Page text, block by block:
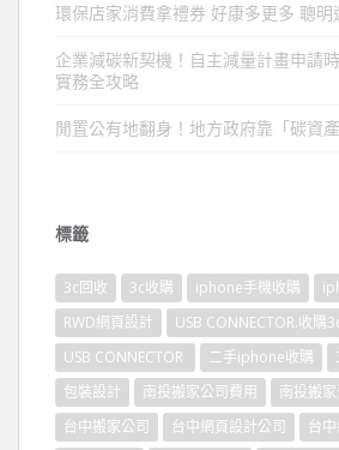
環保店家消費拿禮券 好康多更多 聰明
企業減碳新契機！自主減量計畫申請
實務全攻略
閒置公有地翻身！地方政府靠「碳資
標籤
3c回收 3c收購 iphone手機收購
RWD網頁設計
USB CONNECTOR.收購
USB CONNECTOR
二手iphone收購
包裝設計
南投搬家公司費用 南投搬家
台中搬家公司
台中網頁設計公司
台